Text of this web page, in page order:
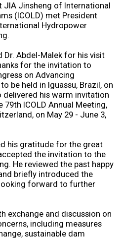
JIA Jinsheng of International
(ICOLD) met President
Hydropower
Dr. Abdel-Malek for his visit
for the invitation to
on Advancing
be held in Iguassu, Brazil, on
delivered his warm invitation
ICOLD Annual Meeting,
on May 29 - June 3,
his gratitude for the great
the invitation to the
He reviewed the past happy
briefly introduced the
forward to further
exchange and discussion on
including measures
sustainable dam